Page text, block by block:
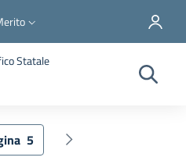
Statale
Pagina attuale
5 Pagina successiva